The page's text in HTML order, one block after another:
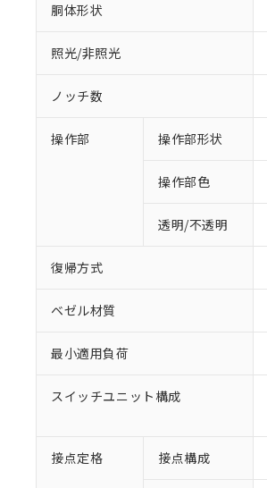
胴体形状
照光/非照光
ノッチ数
操作部 操作部形状
操作部色
透明/不透明
復帰方式
ベゼル材質
最小適用負荷
スイッチユニット構成
接点定格 接点構成